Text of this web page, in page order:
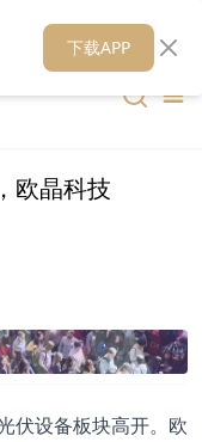
财华媒体矩阵 财华智库
欧晶科技
伏设备板块高开。欧
下载APP